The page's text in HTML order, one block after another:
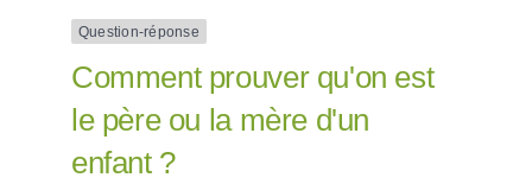
Question-réponse
Comment prouver qu'on est
le père ou la mère d'un
enfant ?